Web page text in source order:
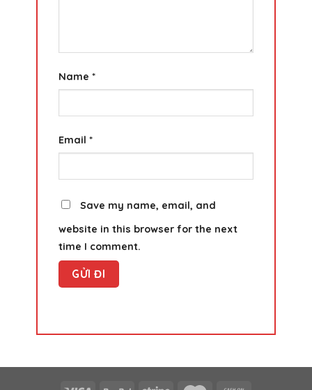
Name *
Email *
Save my name, email, and
website in this browser for the next
time I comment.